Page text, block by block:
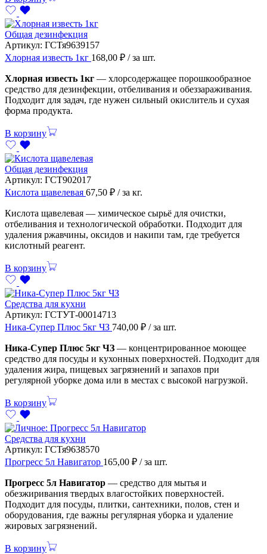
Общая дезинфекция
Артикул: ГСТя9639157
Хлорная известь 1кг 168,00 ₽ / за шт.
Хлорная известь 1кг — хлорсодержащее порошкообразное
средство для дезинфекции, отбеливания и обеззараживания.
Подходит для задач, где нужен сильный окислитель и сухая
форма продукта.
В корзину
Общая дезинфекция
Артикул: ГСТ902017
Кислота щавелевая 67,50 ₽ / за кг.
Кислота щавелевая — химическое сырьё для очистки,
отбеливания и технологической обработки. Подходит для
удаления ржавчины, оксидов и накипи там, где требуется
кислотный реагент.
В корзину
Средства для кухни
Артикул: ГСТУТ-00014713
Ника-Супер Плюс 5кг ЧЗ 740,00 ₽ / за шт.
Ника-Супер Плюс 5кг ЧЗ — концентрированное моющее
средство для посуды и кухонных поверхностей. Подходит для
удаления жира, пищевых загрязнений и запахов при
регулярной уборке дома или в местах с высокой нагрузкой.
В корзину
Средства для кухни
Артикул: ГСТя9638570
Прогресс 5л Навигатор 165,00 ₽ / за шт.
Прогресс 5л Навигатор — средство для мытья и
обезжиривания твердых влагостойких поверхностей.
Подходит для посуды, плитки, сантехники, полов, стен и
оборудования, где важны регулярная уборка и удаление
жировых загрязнений.
В корзину